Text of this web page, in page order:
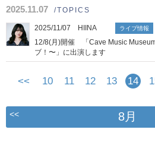
2025.11.07 /TOPICS
2025/11/07 HIINA ライブ情報
12/8(月)開催 「Cave Music
ブ！〜」に出演します
<< 10 11 12 13 14
<< 8月